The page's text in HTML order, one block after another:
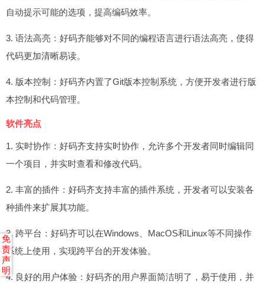
自动提示可能的选项，提高编码效率。
3. 语法高亮：好码齐能够对不同的编程语言进行语法高亮，使得
代码更加清晰易读。
4. 版本控制：好码齐内置了Git版本控制系统，方便开发者进行版
本控制和代码管理。
软件亮点
1. 实时协作：好码齐支持实时协作，允许多个开发者同时编辑同
一个项目，并实时查看和修改代码。
2. 丰富的插件：好码齐支持丰富的插件系统，开发者可以安装各
种插件来扩展其功能。
3. 跨平台：好码齐可以在Windows、MacOS和Linux等不同操作
系统上使用，实现跨平台的开发体验。
4. 良好的用户体验：好码齐的用户界面简洁明了，易于使用，并
免
责
声
明